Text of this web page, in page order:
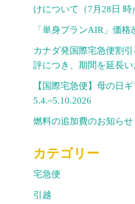
けについて（7月28日 時
「単身プランAIR」価
カナダ発国際宅急便割
評につき、期間を延長い
【国際宅急便】母の日
5.4.~5.10.2026
燃料の追加費のお知らせ
カテゴリー
宅急便
引越